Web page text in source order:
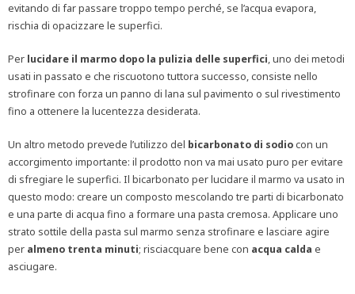
evitando di far passare troppo tempo perché, se l’acqua evapora,
rischia di opacizzare le superfici.
Per lucidare il marmo dopo la pulizia delle superfici, uno dei metodi
usati in passato e che riscuotono tuttora successo, consiste nello
strofinare con forza un panno di lana sul pavimento o sul rivestimento
fino a ottenere la lucentezza desiderata.
Un altro metodo prevede l’utilizzo del bicarbonato di sodiocon un
accorgimento importante: il prodotto non va mai usato puro per evitare
di sfregiare le superfici. Il bicarbonato per lucidare il marmo va usato in
questo modo: creare un composto mescolando tre parti di bicarbonato
e una parte di acqua fino a formare una pasta cremosa. Applicare uno
strato sottile della pasta sul marmo senza strofinare e lasciare agire
per almeno trenta minuti; risciacquare bene con acqua calda e
asciugare.